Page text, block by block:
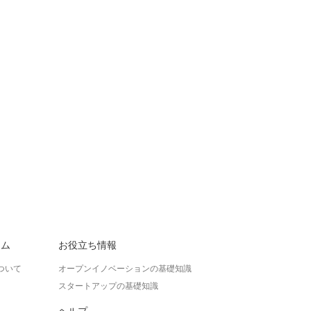
いて
お役立ち情報
オープンイノベーションの基礎知識
スタートアップの基礎知識